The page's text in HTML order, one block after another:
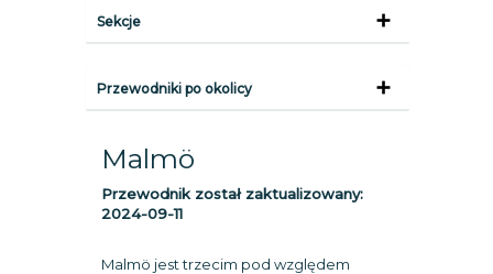
Sekcje
Przewodniki po okolicy
Malmö
Przewodnik został zaktualizowany:
2024-09-11
Malmö jest trzecim pod względem